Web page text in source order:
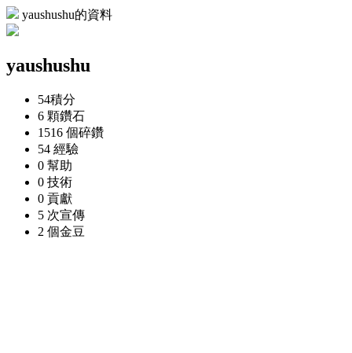
yaushushu的資料
yaushushu
54積分
6 顆鑽石
1516 個碎鑽
54 經驗
0 幫助
0 技術
0 貢獻
5 次宣傳
2 個金豆